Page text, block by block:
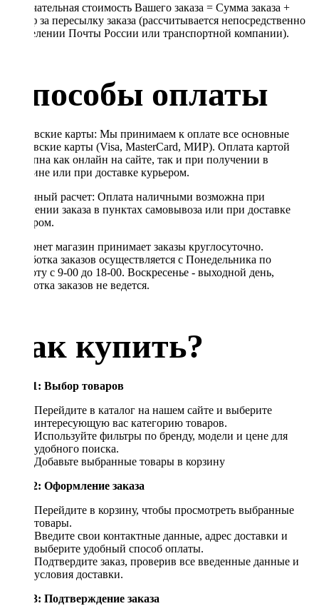
Окончательная стоимость Вашего заказа = Сумма заказа +
Тариф за пересылку заказа (рассчитывается непосредственно
в отделении Почты России или транспортной компании).
Способы оплаты
Банковские карты: Мы принимаем к оплате все основные
банковские карты (Visa, MasterCard, МИР). Оплата картой
доступна как онлайн на сайте, так и при получении в
магазине или при доставке курьером.
Наличный расчет: Оплата наличными возможна при
получении заказа в пунктах самовывоза или при доставке
курьером.
Интернет магазин принимает заказы круглосуточно.
Обработка заказов осуществляется с Понедельника по
Субботу с 9-00 до 18-00. Воскресенье - выходной день,
обработка заказов не ведется.
Как купить?
Шаг 1: Выбор товаров
Перейдите в каталог на нашем сайте и выберите
интересующую вас категорию товаров.
Используйте фильтры по бренду, модели и цене для
удобного поиска.
Добавьте выбранные товары в корзину
Шаг 2: Оформление заказа
Перейдите в корзину, чтобы просмотреть выбранные
товары.
Введите свои контактные данные, адрес доставки и
выберите удобный способ оплаты.
Подтвердите заказ, проверив все введенные данные и
условия доставки.
Шаг 3: Подтверждение заказа